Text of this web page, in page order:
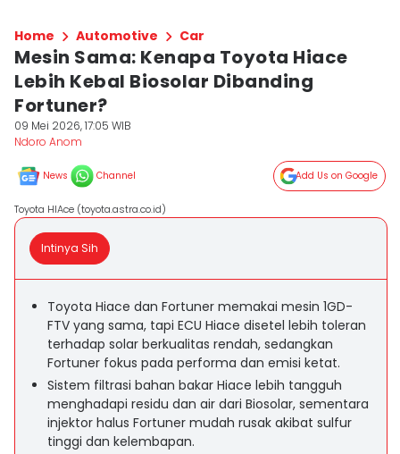
Home Automotive Car
Mesin Sama: Kenapa Toyota Hiace
Lebih Kebal Biosolar Dibanding
Fortuner?
09 Mei 2026, 17:05 WIB
Ndoro Anom
News Channel Add Us on Google
Toyota HIAce (toyota.astra.co.id)
Intinya Sih
Toyota Hiace dan Fortuner memakai mesin 1GD-
FTV yang sama, tapi ECU Hiace disetel lebih toleran
terhadap solar berkualitas rendah, sedangkan
Fortuner fokus pada performa dan emisi ketat.
Sistem filtrasi bahan bakar Hiace lebih tangguh
menghadapi residu dan air dari Biosolar, sementara
injektor halus Fortuner mudah rusak akibat sulfur
tinggi dan kelembapan.